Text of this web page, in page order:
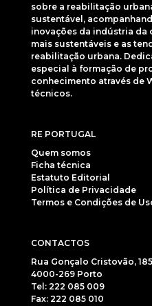
sobre a reabilitação
sustentável,
inovações da indústria da
mais sustentáveis e as
reabilitação urbana.
especial à formação de
conhecimento através de
técnicos.
RE PORTUGAL
Quem somos
Ficha técnica
Estatuto Editorial
Política de Privacidade
Termos e Condições de
CONTACTOS
Rua Gonçalo Cristovão,
4000-269 Porto
Tel: 222 085 009
Fax: 222 085 010